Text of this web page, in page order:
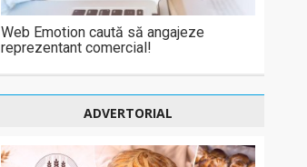
Web Emotion caută să angajeze
reprezentant comercial!
ADVERTORIAL